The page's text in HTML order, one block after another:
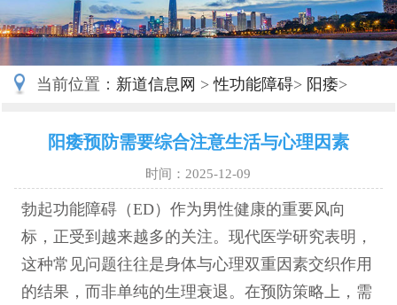
当前位置： 新道信息网 >性功能障碍> 阳痿>
阳痿预防需要综合注意生活与心理因素
时间：2025-12-09
勃起功能障碍（ED）作为男性健康的重要风向
标，正受到越来越多的关注。现代医学研究表明，
这种常见问题往往是身体与心理双重因素交织作用
的结果，而非单纯的生理衰退。在预防策略上，需